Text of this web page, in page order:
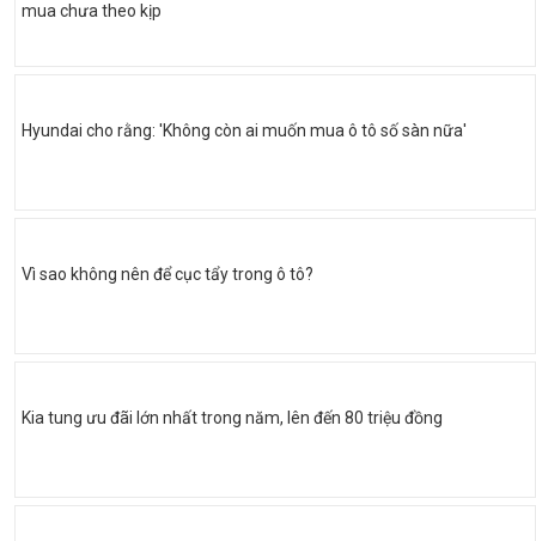
mua chưa theo kịp
Hyundai cho rằng: 'Không còn ai muốn mua ô tô số sàn nữa'
Vì sao không nên để cục tẩy trong ô tô?
Kia tung ưu đãi lớn nhất trong năm, lên đến 80 triệu đồng